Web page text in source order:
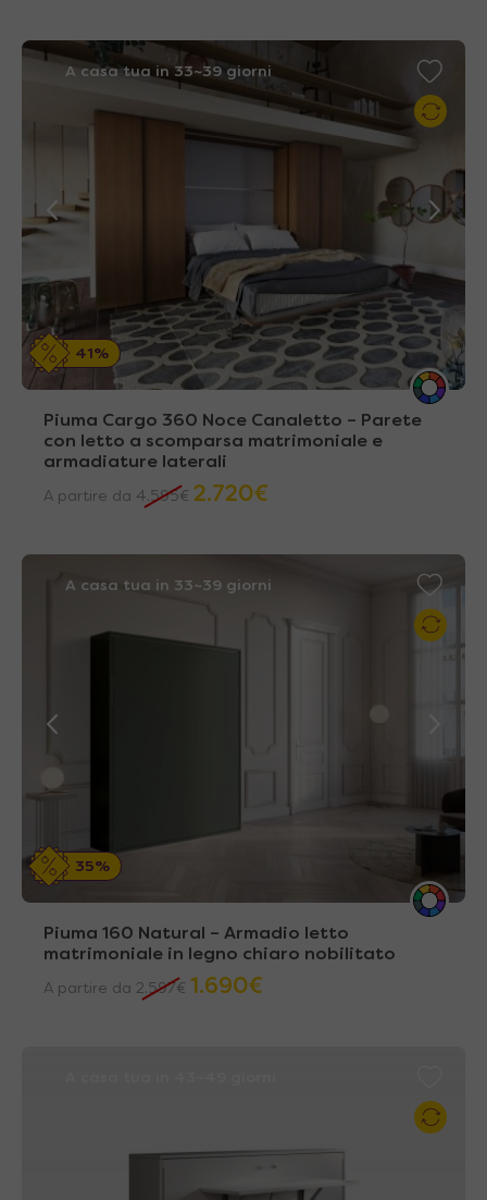
A casa tua in 33~39 giorni
41%
Piuma Cargo 360 Noce Canaletto – Parete
con letto a scomparsa matrimoniale e
armadiature laterali
A partire da 4.595€ 2.720€
A casa tua in 33~39 giorni
35%
Piuma 160 Natural – Armadio letto
matrimoniale in legno chiaro nobilitato
A partire da 2.597€ 1.690€